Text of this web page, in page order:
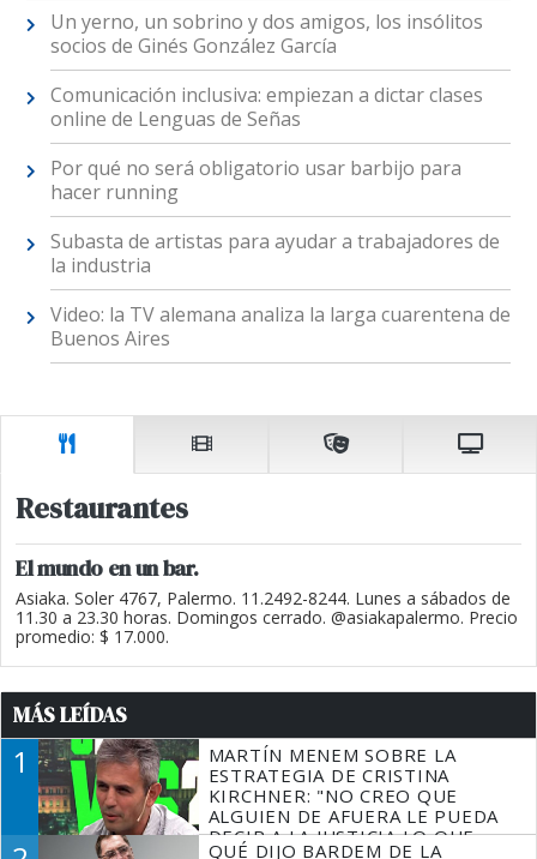
Un yerno, un sobrino y dos amigos, los insólitos
socios de Ginés González García
Comunicación inclusiva: empiezan a dictar clases
online de Lenguas de Señas
Por qué no será obligatorio usar barbijo para
hacer running
Subasta de artistas para ayudar a trabajadores de
la industria
Video: la TV alemana analiza la larga cuarentena de
Buenos Aires
Restaurantes
El mundo en un bar.
Asiaka. Soler 4767, Palermo. 11.2492-8244. Lunes a sábados de
11.30 a 23.30 horas. Domingos cerrado. @asiakapalermo. Precio
promedio: $ 17.000.
MÁS LEÍDAS
1
MARTÍN MENEM SOBRE LA
ESTRATEGIA DE CRISTINA
KIRCHNER: "NO CREO QUE
ALGUIEN DE AFUERA LE PUEDA
DECIR A LA JUSTICIA LO QUE
QUÉ DIJO BARDEM DE LA